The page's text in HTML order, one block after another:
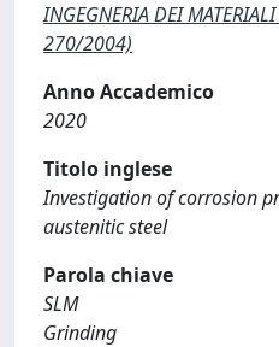
INGEGNERIA DEI
270/2004)
Anno Accademico
2020
Titolo inglese
Investigation of corrosion
austenitic steel
Parola chiave
SLM
Grinding